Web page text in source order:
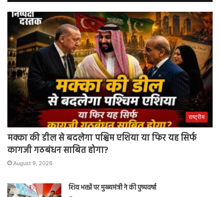
राष्ट्रीय
मक्का की डील से बदलेगा पश्चिम एशिया या फिर यह सिर्फ
कागजी गठबंधन साबित होगा?
August 9, 2026
शिव भक्तों पर मुख्यमंत्री ने की पुष्पवर्षा